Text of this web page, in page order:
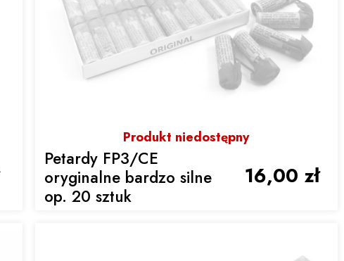
Produkt niedostępny
Petardy FP3/CE
oryginalne bardzo silne
op. 20 sztuk
16,00 zł